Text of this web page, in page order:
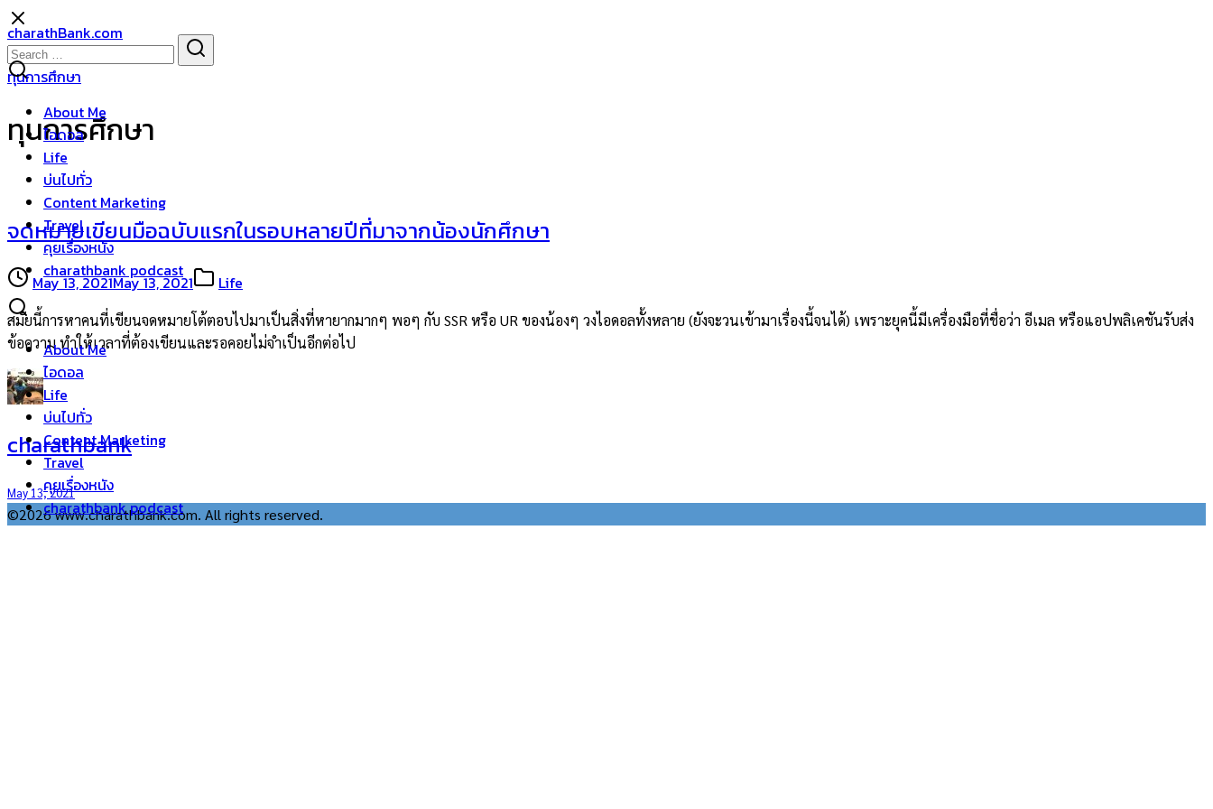
Skip
to
content
charathBank.com
About Me
ไอดอล
Life
บ่นไปทั่ว
Content Marketing
Travel
คุยเรื่องหนัง
charathbank podcast
About Me
ไอดอล
Life
บ่นไปทั่ว
Content Marketing
Travel
คุยเรื่องหนัง
charathbank podcast
Search
for:
ทุนการศึกษา
ทุนการศึกษา
จดหมายเขียนมือฉบับแรกในรอบหลายปีที่มาจากน้องนักศึกษา
May 13, 2021May 13, 2021 Life
สมัยนี้การหาคนที่เขียนจดหมายโต้ตอบไปมาเป็นสิ่งที่หายากมากๆ พอๆ กับ SSR หรือ UR ของน้องๆ วงไอดอลทั้งหลาย (ยังจะวนเข้ามาเรื่องนี้จนได้) เพราะยุคนี้มีเครื่องมือที่ชื่อว่า อีเมล หรือแอปพลิเคชันรับส่ง
ข้อความ ทำให้เวลาที่ต้องเขียนและรอคอยไม่จำเป็นอีกต่อไป
charathbank
May 13, 2021
©2026 www.charathbank.com. All rights reserved.